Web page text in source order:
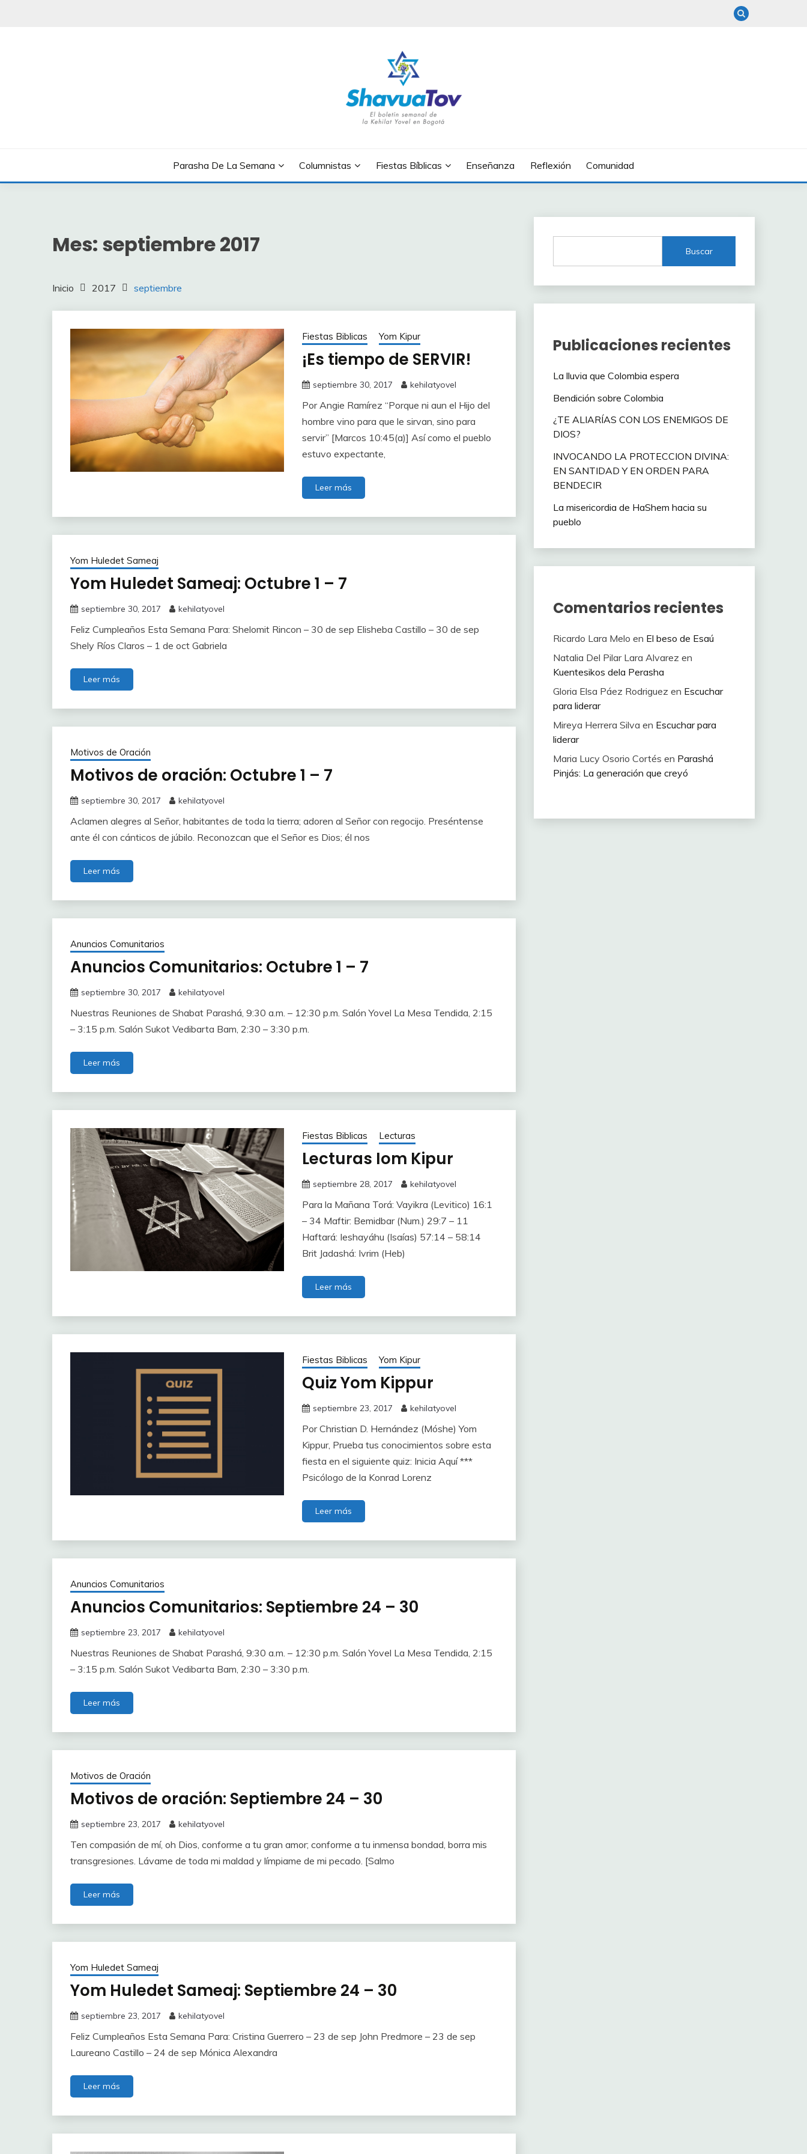
Parasha De La Semana Columnistas Fiestas Bíblicas Enseñanza Reflexión Comunidad
Mes: septiembre 2017
Inicio 2017 septiembre
Fiestas Biblicas Yom Kipur
¡Es tiempo de SERVIR!
septiembre 30, 2017 kehilatyovel
Por Angie Ramírez “Porque ni aun el Hijo del
hombre vino para que le sirvan, sino para
servir” [Marcos 10:45(a)] Así como el pueblo
estuvo expectante,
Leer más
Yom Huledet Sameaj
Yom Huledet Sameaj: Octubre 1 – 7
septiembre 30, 2017 kehilatyovel
Feliz Cumpleaños Esta Semana Para: Shelomit Rincon – 30 de sep Elisheba Castillo – 30 de sep
Shely Ríos Claros – 1 de oct Gabriela
Leer más
Motivos de Oración
Motivos de oración: Octubre 1 – 7
septiembre 30, 2017 kehilatyovel
Aclamen alegres al Señor, habitantes de toda la tierra; adoren al Señor con regocijo. Preséntense
ante él con cánticos de júbilo. Reconozcan que el Señor es Dios; él nos
Leer más
Anuncios Comunitarios
Anuncios Comunitarios: Octubre 1 – 7
septiembre 30, 2017 kehilatyovel
Nuestras Reuniones de Shabat Parashá, 9:30 a.m. – 12:30 p.m. Salón Yovel La Mesa Tendida, 2:15
– 3:15 p.m. Salón Sukot Vedibarta Bam, 2:30 – 3:30 p.m.
Leer más
Fiestas Biblicas Lecturas
Lecturas Iom Kipur
septiembre 28, 2017 kehilatyovel
Para la Mañana Torá: Vayikra (Levitico) 16:1
– 34 Maftir: Bemidbar (Num.) 29:7 – 11
Haftará: Ieshayáhu (Isaías) 57:14 – 58:14
Brit Jadashá: Ivrim (Heb)
Leer más
Fiestas Biblicas Yom Kipur
Quiz Yom Kippur
septiembre 23, 2017 kehilatyovel
Por Christian D. Hernández (Móshe) Yom
Kippur, Prueba tus conocimientos sobre esta
fiesta en el siguiente quiz: Inicia Aquí ***
Psicólogo de la Konrad Lorenz
Leer más
Anuncios Comunitarios
Anuncios Comunitarios: Septiembre 24 – 30
septiembre 23, 2017 kehilatyovel
Nuestras Reuniones de Shabat Parashá, 9:30 a.m. – 12:30 p.m. Salón Yovel La Mesa Tendida, 2:15
– 3:15 p.m. Salón Sukot Vedibarta Bam, 2:30 – 3:30 p.m.
Leer más
Motivos de Oración
Motivos de oración: Septiembre 24 – 30
septiembre 23, 2017 kehilatyovel
Ten compasión de mí, oh Dios, conforme a tu gran amor; conforme a tu inmensa bondad, borra mis
transgresiones. Lávame de toda mi maldad y límpiame de mi pecado. [Salmo
Leer más
Yom Huledet Sameaj
Yom Huledet Sameaj: Septiembre 24 – 30
septiembre 23, 2017 kehilatyovel
Feliz Cumpleaños Esta Semana Para: Cristina Guerrero – 23 de sep John Predmore – 23 de sep
Laureano Castillo – 24 de sep Mónica Alexandra
Leer más
Buscar
Publicaciones recientes
La lluvia que Colombia espera
Bendición sobre Colombia
¿TE ALIARÍAS CON LOS ENEMIGOS DE
DIOS?
INVOCANDO LA PROTECCION DIVINA:
EN SANTIDAD Y EN ORDEN PARA
BENDECIR
La misericordia de HaShem hacia su
pueblo
Comentarios recientes
Ricardo Lara Melo en El beso de Esaú
Natalia Del Pilar Lara Alvarez en
Kuentesikos dela Perasha
Gloria Elsa Páez Rodriguez en Escuchar
para liderar
Mireya Herrera Silva en Escuchar para
liderar
Maria Lucy Osorio Cortés en Parashá
Pinjás: La generación que creyó